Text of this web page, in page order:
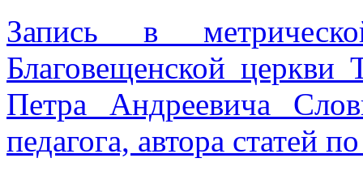
Запись в
Благовещенской церкви
Петра Андреевича
педагога, автора статей